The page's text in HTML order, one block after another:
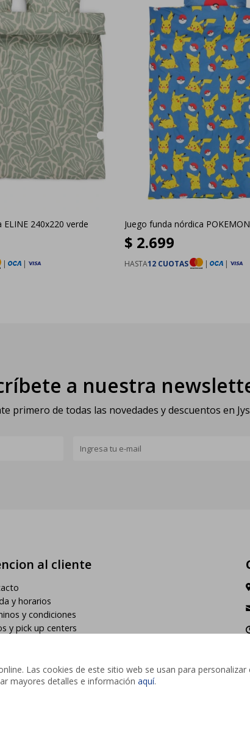
Las cookies de este sitio web se usan para
mayores detalles e información aquí.
240x220 verde
| |
Juego funda nórdica
$ 2.699
HASTA12 CUOTAS | |
a nuestra
primero de todas las novedades y descuentos en
al cliente
y horarios
y condiciones
y pick up centers